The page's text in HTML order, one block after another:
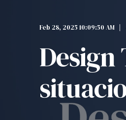
Feb 28, 2025 10:09:50 AM